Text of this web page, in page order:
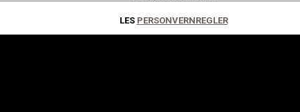
LES PERSONVERNREGLER